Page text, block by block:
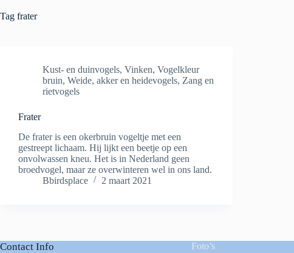
Tag frater
Kust- en duinvogels, Vinken, Vogelkleur
bruin, Weide, akker en heidevogels, Zang en
rietvogels
Frater
De frater is een okerbruin vogeltje met een
gestreept lichaam. Hij lijkt een beetje op een
onvolwassen kneu. Het is in Nederland geen
broedvogel, maar ze overwinteren wel in ons land.
Bbirdsplace
2 maart 2021
Contact Info
Foto’s